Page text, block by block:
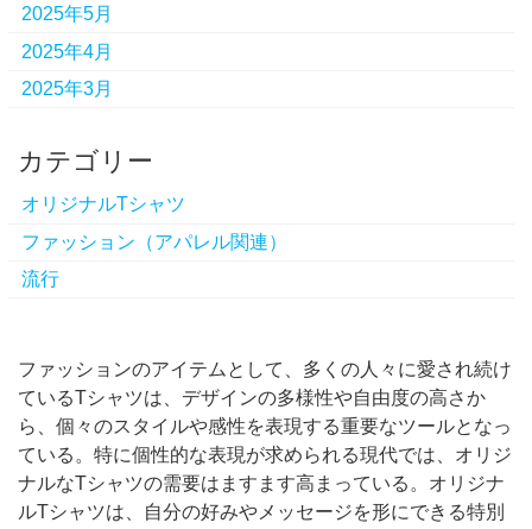
2025年5月
2025年4月
2025年3月
カテゴリー
オリジナルTシャツ
ファッション（アパレル関連）
流行
ファッションのアイテムとして、多くの人々に愛され続け
ているTシャツは、デザインの多様性や自由度の高さか
ら、個々のスタイルや感性を表現する重要なツールとなっ
ている。 特に個性的な表現が求められる現代では、オリジ
ナルなTシャツの需要はますます高まっている。オリジナ
ルTシャツは、自分の好みやメッセージを形にできる特別